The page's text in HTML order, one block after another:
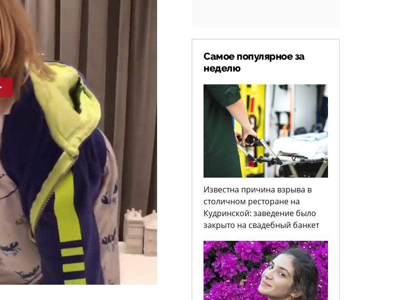
Самое популярное за
неделю
Известна причина взрыва в
столичном ресторане на
Кудринской: заведение было
закрыто на свадебный банкет